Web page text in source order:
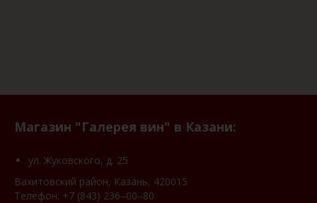
Магазин "Галерея вин" в Казани:
ул. Жуковского, д. 25
Вахитовский район, Казань, 420015
Телефон: +7 (843) 236‒00‒80